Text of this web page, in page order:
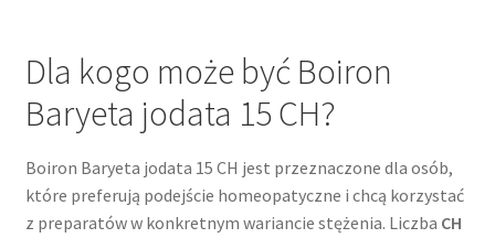
Dla kogo może być Boiron
Baryeta jodata 15 CH?
Boiron Baryeta jodata 15 CH jest przeznaczone dla osób,
które preferują podejście homeopatyczne i chcą korzystać
z preparatów w konkretnym wariancie stężenia. Liczba CH